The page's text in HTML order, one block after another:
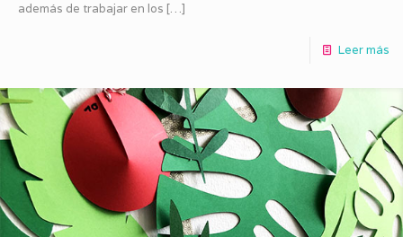
además de trabajar en los […]
Leer más